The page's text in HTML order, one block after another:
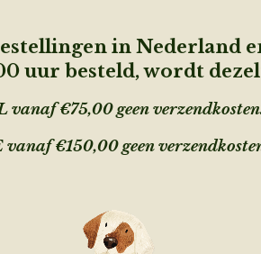
in Nederland
uur besteld, wordt
vanaf €75,00 geen
vanaf €150,00 geen